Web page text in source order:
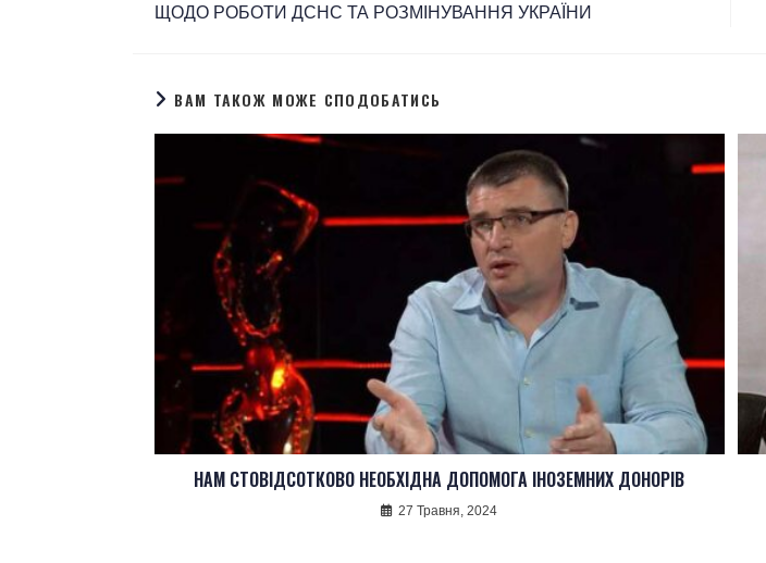
ЩОДО РОБОТИ ДСНС ТА РОЗМІНУВАННЯ УКРАЇНИ
ВАМ ТАКОЖ МОЖЕ СПОДОБАТИСЬ
НАМ СТОВІДСОТКОВО НЕОБХІДНА ДОПОМОГА ІНОЗЕМНИХ ДОНОРІВ
27 Травня, 2024